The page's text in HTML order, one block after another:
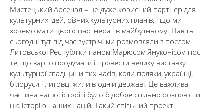
Мистецький Арсенал – це дуже корисний партнер для
культурних ідей, різних культурних планів, і що ми
хочемо мати цього партнера і в майбутньому. Навіть
сьогодні тут під час зустрічі ми розмовляли з послом
Литовської Республіки паном Марюсом Януконісом про
те, що варто продумати і провести велику виставку
культурної спадщини тих часів, коли поляки, українці,
білоруси і литовці жили в одній державі. Це важлива
частина нашої історії і було б добре спільно розповісти
цю історію наших націй. Такий спільний проект